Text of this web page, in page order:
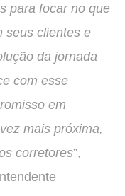
para focar no que
seus clientes e
da jornada
com esse
em
mais próxima,
corretores”,